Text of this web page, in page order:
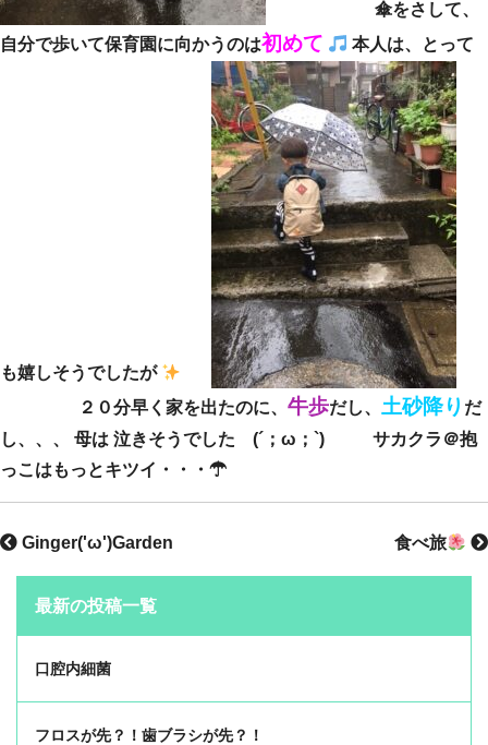
傘をさして、
自分で歩いて保育園に向かうのは初めて 本人は、とって
も嬉しそうでしたが
２０分早く家を出たのに、 牛歩だし、 土砂降り だ
し、、、 母は 泣きそうでした (´；ω；`) サカクラ＠抱
っこはもっとキツイ・・・☂
食べ旅
Ginger('ω')Garden
最新の投稿一覧
口腔内細菌
フロスが先？！歯ブラシが先？！